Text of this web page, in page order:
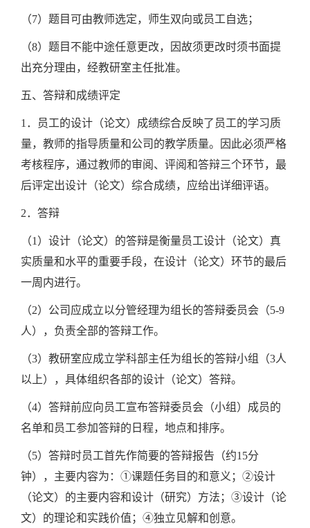
（7）题目可由教师选定，师生双向或员工自选；
（8）题目不能中途任意更改，因故须更改时须书面提
出充分理由，经教研室主任批准。
五、答辩和成绩评定
1．员工的设计（论文）成绩综合反映了员工的学习质
量，教师的指导质量和公司的教学质量。因此必须严格
考核程序，通过教师的审阅、评阅和答辩三个环节，最
后评定出设计（论文）综合成绩，应给出详细评语。
2．答辩
（1）设计（论文）的答辩是衡量员工设计（论文）真
实质量和水平的重要手段，在设计（论文）环节的最后
一周内进行。
（2）公司应成立以分管经理为组长的答辩委员会（5-9
人），负责全部的答辩工作。
（3）教研室应成立学科部主任为组长的答辩小组（3人
以上），具体组织各部的设计（论文）答辩。
（4）答辩前应向员工宣布答辩委员会（小组）成员的
名单和员工参加答辩的日程，地点和排序。
（5）答辩时员工首先作简要的答辩报告（约15分
钟），主要内容为：①课题任务目的和意义；②设计
（论文）的主要内容和设计（研究）方法；③设计（论
文）的理论和实践价值；④独立见解和创意。